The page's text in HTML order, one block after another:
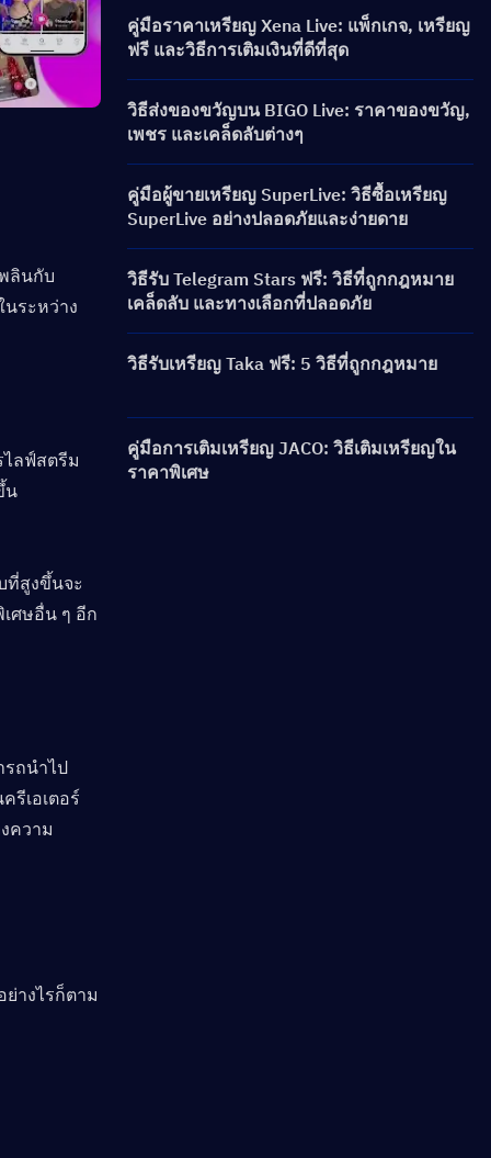
ลินกับ
ระหว่าง
ไลฟ์สตรีม
น
ที่สูงขึ้นจะ
ศษอื่น ๆ อีก
รถนำไป
รีเอเตอร์
ความ
างไรก็ตาม
คู่มือราคาเหรียญ Xena Live: แพ็กเกจ, เหรียญ
ฟรี และวิธีการเติมเงินที่ดีที่สุด
วิธีส่งของขวัญบน BIGO Live: ราคาของขวัญ,
เพชร และเคล็ดลับต่างๆ
คู่มือผู้ขายเหรียญ SuperLive: วิธีซื้อเหรียญ
SuperLive อย่างปลอดภัยและง่ายดาย
วิธีรับ Telegram Stars ฟรี: วิธีที่ถูกกฎหมาย
เคล็ดลับ และทางเลือกที่ปลอดภัย
วิธีรับเหรียญ Taka ฟรี: 5 วิธีที่ถูกกฎหมาย
คู่มือการเติมเหรียญ JACO: วิธีเติมเหรียญใน
ราคาพิเศษ